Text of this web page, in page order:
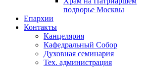
подворье Москвы
Епархии
Контакты
Канцелярия
Кафедральный Собор
Духовная семинария
Тех. администрация